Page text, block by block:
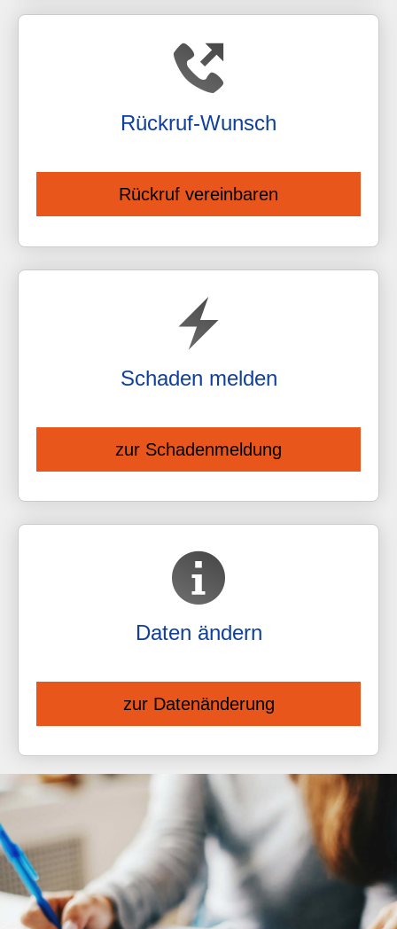
Rück­ruf-Wunsch
Rückruf vereinbaren
Schaden melden
zur Schadenmeldung
Daten ändern
zur Datenänderung